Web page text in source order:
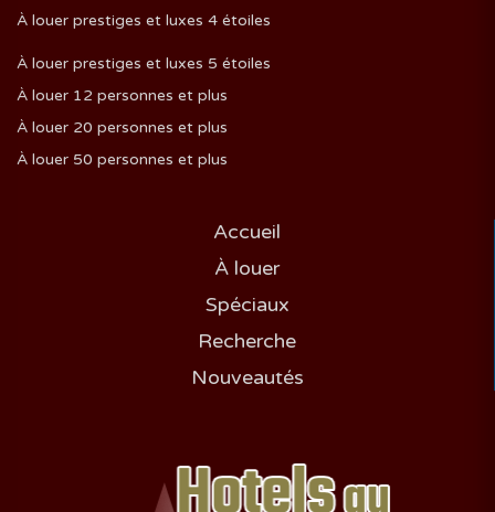
À louer prestiges et luxes 4 étoiles
À louer prestiges et luxes 5 étoiles
À louer 12 personnes et plus
À louer 20 personnes et plus
À louer 50 personnes et plus
Accueil
À louer
Spéciaux
Recherche
Nouveautés